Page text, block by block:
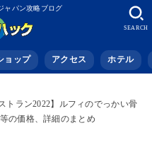
ャパン攻略ブログ
ョップ アクセス ホテル
SEARCH
トラン2022】ルフィのでっかい骨
の価格、詳細のまとめ